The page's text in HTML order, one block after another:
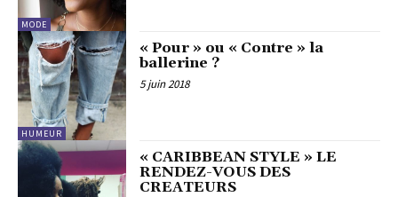
MODE
HUMEUR
« Pour » ou « Contre » la
ballerine ?
5 juin 2018
« CARIBBEAN STYLE » LE
RENDEZ-VOUS DES
CREATEURS